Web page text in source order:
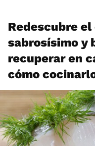
Redescubre
sabrosísimo y
recuperar en
cómo